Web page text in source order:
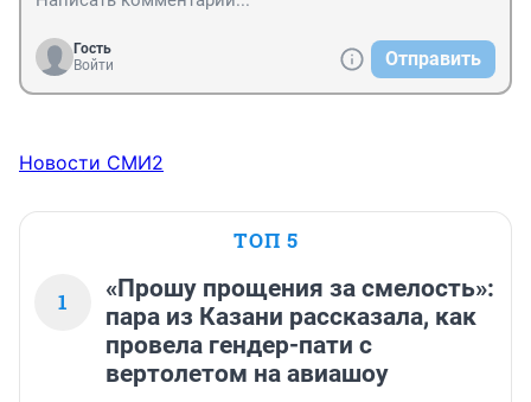
Гость
Войти
Отправить
Новости СМИ2
ТОП 5
1
«Прошу прощения за смелость»:
пара из Казани рассказала, как
провела гендер-пати с
вертолетом на авиашоу